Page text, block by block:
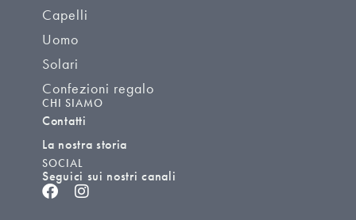
Capelli
Uomo
Solari
Confezioni regalo
CHI SIAMO
Contatti
La nostra storia
SOCIAL
Seguici sui nostri canali